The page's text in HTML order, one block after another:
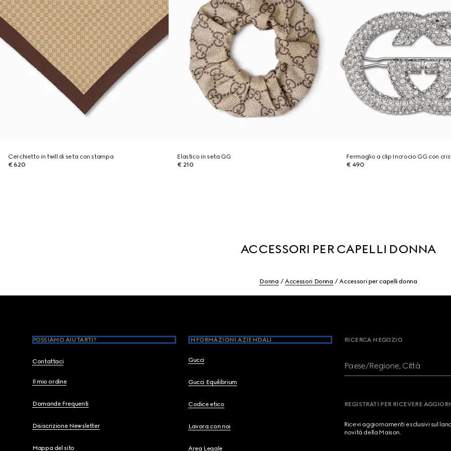
Cerchietto in twill di seta con stampa
€ 620
Elastico in seta GG
€ 210
Fermaglio a clip Incrocio GG con
€ 490
ACCESSORI PER CAPELLI DONNA
Donna Accessori Donna Accessori per capelli donna
POSSIAMO AIUTARTI?
Contattaci
Il mio ordine
Domande Frequenti
Disiscrizione Newsletter
Mappa del sito
INFORMAZIONI AZIENDALI
Gucci
Gucci Equilibrium
Codice etico
Lavora con noi
Area Legale
RICERCA NEGOZIO
Paese/Regione, Città
REGISTRATI PER RICEVERE
Ricevi aggiornamenti esclusivi sul
novità della Maison.